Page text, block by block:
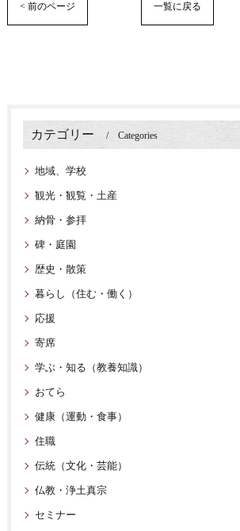
< 前のページ 一覧に戻る
カテゴリー Categories
地域、学校
観光・観覧・土産
納骨・参拝
碑・庭園
歴史・散策
暮らし（住む・働く）
応援
寄席
学ぶ・知る（教養知識）
おてら
健康（運動・食事）
住職
伝統（文化・芸能）
仏教・浄土真宗
セミナー